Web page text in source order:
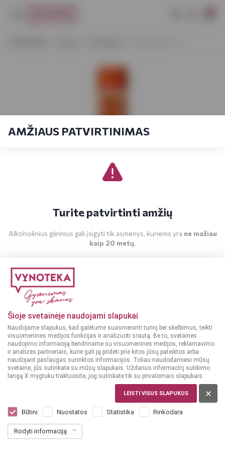
Šioje svetainėje naudojami slapukai
Naudojame slapukus, kad galėtume suasmeninti turinį bei skelbimus, teikti
visuomeninės medijos funkcijas ir analizuoti srautą. Be to, svetainės
naudojimo informaciją bendriname su visuomeninės medijos, reklamavimo
ir analizės partneriais, kurie gali ją pridėti prie kitos jūsų pateiktos arba
naudojant paslaugas surinktos informacijos. Toliau naudodamiesi mūsų
svetaine, jūs sutinkate su mūsų slapukais. Uždarius informacinį sutikimo
langą X mygtuku traktuosite, jog sutinkate tik su privalomais slapukais.
LEISTI VISUS SLAPUKUS
Būtini Nuostatos Statistika Rinkodara
Rodyti informaciją
AMŽIAUS PATVIRTINIMAS
Turite patvirtinti amžių
Alkoholinius gėrimus gali įsigyti tik asmenys, kuriems yra ne mažiau
kaip 20 metų.
Dar nėra balsų, galite įvertinti
1699€ 16.99 € / L